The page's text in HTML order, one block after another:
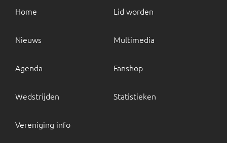
Home
Nieuws
Agenda
Wedstrijden
Vereniging info
Lid worden
Multimedia
Fanshop
Statistieken